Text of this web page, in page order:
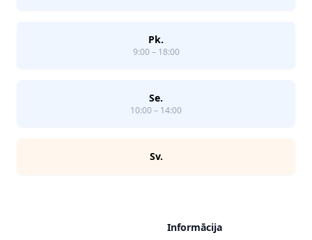
Pk.
9:00 – 18:00
Se.
10:00 – 14:00
Sv.
Informācija